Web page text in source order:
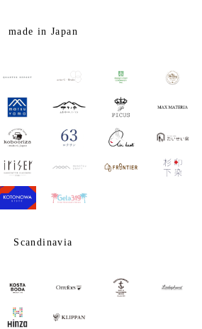
made in Japan
Scandinavia